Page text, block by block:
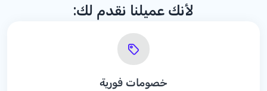
لأنك عميلنا نقدم لك:
خصومات فورية